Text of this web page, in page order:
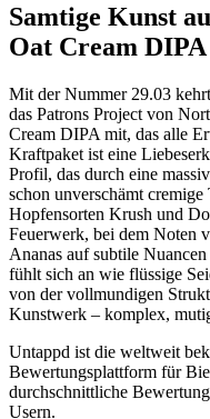
Samtige Kunst
Oat Cream DIPA
Mit der Nummer 29.03
das Patrons Project von
Cream DIPA mit, das alle
Kraftpaket ist eine
Profil, das durch eine
schon unverschämt
Hopfensorten Krush und
Feuerwerk, bei dem Noten
Ananas auf subtile
fühlt sich an wie flüssige
von der vollmundigen
Kunstwerk – komplex,
Untappd ist die weltweit
Bewertungsplattform für
durchschnittliche
Usern.